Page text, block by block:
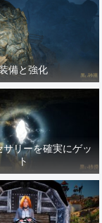
備と強化
リーを確実にゲッ
ト